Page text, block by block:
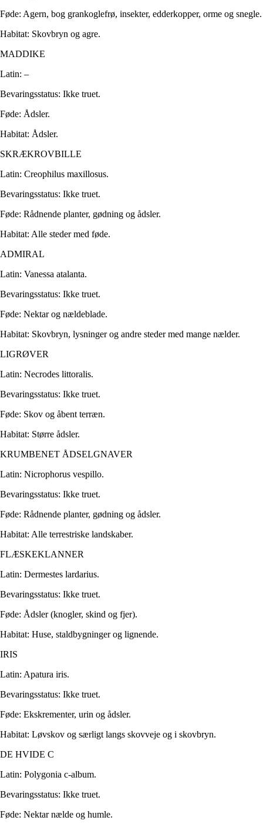
Føde: Agern, bog grankoglefrø, insekter, edderkopper, orme og snegle.
Habitat: Skovbryn og agre.
MADDIKE
Latin: –
Bevaringsstatus: Ikke truet.
Føde: Ådsler.
Habitat: Ådsler.
SKRÆKROVBILLE
Latin: Creophilus maxillosus.
Bevaringsstatus: Ikke truet.
Føde: Rådnende planter, gødning og ådsler.
Habitat: Alle steder med føde.
ADMIRAL
Latin: Vanessa atalanta.
Bevaringsstatus: Ikke truet.
Føde: Nektar og nældeblade.
Habitat: Skovbryn, lysninger og andre steder med mange nælder.
LIGRØVER
Latin: Necrodes littoralis.
Bevaringsstatus: Ikke truet.
Føde: Skov og åbent terræn.
Habitat: Større ådsler.
KRUMBENET ÅDSELGNAVER
Latin: Nicrophorus vespillo.
Bevaringsstatus: Ikke truet.
Føde: Rådnende planter, gødning og ådsler.
Habitat: Alle terrestriske landskaber.
FLÆSKEKLANNER
Latin: Dermestes lardarius.
Bevaringsstatus: Ikke truet.
Føde: Ådsler (knogler, skind og fjer).
Habitat: Huse, staldbygninger og lignende.
IRIS
Latin: Apatura iris.
Bevaringsstatus: Ikke truet.
Føde: Ekskrementer, urin og ådsler.
Habitat: Løvskov og særligt langs skovveje og i skovbryn.
DE HVIDE C
Latin: Polygonia c-album.
Bevaringsstatus: Ikke truet.
Føde: Nektar nælde og humle.